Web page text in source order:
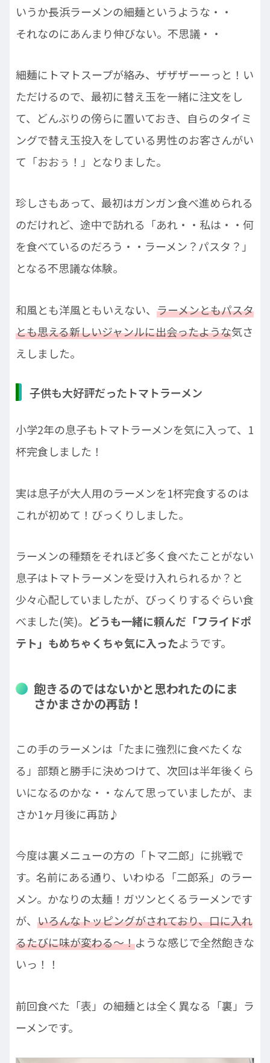
いうか長浜ラーメンの細麺というような・・
それなのにあんまり伸びない。不思議・・
細麺にトマトスープが絡み、ザザザーーっと！い
ただけるので、最初に替え玉を一緒に注文をし
て、どんぶりの傍らに置いておき、自らのタイミ
ングで替え玉投入をしている男性のお客さんがい
て「おおぅ！」となりました。
珍しさもあって、最初はガンガン食べ進められる
のだけれど、途中で訪れる「あれ・・私は・・何
を食べているのだろう・・ラーメン？パスタ？」
となる不思議な体験。
和風とも洋風ともいえない、 ラーメンともパスタ
とも思える新しいジャンルに出会ったような気さ
えしました。
子供も大好評だったトマトラーメン
小学2年の息子もトマトラーメンを気に入って、1
杯完食しました！
実は息子が大人用のラーメンを1杯完食するのは
これが初めて！びっくりしました。
ラーメンの種類をそれほど多く食べたことがない
息子はトマトラーメンを受け入れられるか？と
少々心配していましたが、びっくりするぐらい食
べました(笑)。 どうも一緒に頼んだ「フライドポ
テト」もめちゃくちゃ気に入ったようです。
飽きるのではないかと思われたのにま
さかまさかの再訪！
この手のラーメンは「たまに強烈に食べたくな
る」部類と勝手に決めつけて、次回は半年後くら
いになるのかな・・なんて思っていましたが、ま
さか1ヶ月後に再訪♪
今度は裏メニューの方の「トマ二郎」に挑戦で
す。名前にある通り、いわゆる「二郎系」のラー
メン。かなりの太麺！ガツンとくるラーメンです
が、 いろんなトッピングがされており、口に入れ
るたびに味が変わる～！ような感じで全然飽きな
いっ！！
前回食べた「表」の細麺とは全く異なる「裏」ラ
ーメンです。